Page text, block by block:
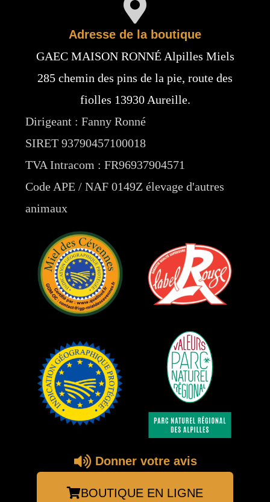
Adresse de la boutique
GAEC MAISON RONNÉ Alpilles Miels
285 chemin des pins de la pie, route des
fiolles 13930 Aureille.
Dirigeant : Fanny Ronné
SIRET 93790457100018
TVA Intracom : FR96937904571
Code APE / NAF 0149Z élevage d'autres
animaux
Donner votre avis
BOUTIQUE EN LIGNE